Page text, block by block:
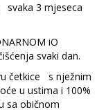
svaka 3 mjeseca
iO
svaki dan.
četkice s nježnim
u ustima i 100%
sa običnom